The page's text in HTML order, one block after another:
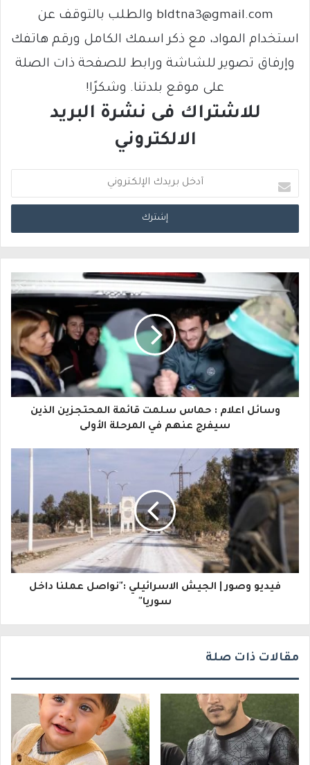
bldtna3@gmail.com والطلب بالتوقف عن
استخدام المواد، مع ذكر اسمك الكامل ورقم هاتفك
وإرفاق تصوير للشاشة ورابط للصفحة ذات الصلة
على موقع بلدتنا. وشكرًا!
للاشتراك فى نشرة البريد
الالكتروني
د
خ
ب
ر
ي
د
ك
ا
إ
ل
ك
و
وسائل اعلام : حماس سلمت قائمة المحتجزين الذين
سيفرج عنهم في المرحلة الأولى
فيديو وصور | الجيش الاسرائيلي :"نواصل عملنا داخل
سوريا"
مقالات ذات صلة